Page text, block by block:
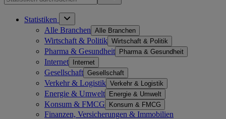
Statistiken
Alle Branchen Alle Branchen
Wirtschaft & Politik Wirtschaft & Politik
Pharma & Gesundheit Pharma & Gesundheit
Internet Internet
Gesellschaft Gesellschaft
Verkehr & Logistik Verkehr & Logistik
Energie & Umwelt Energie & Umwelt
Konsum & FMCG Konsum & FMCG
Finanzen, Versicherungen & Immobilien